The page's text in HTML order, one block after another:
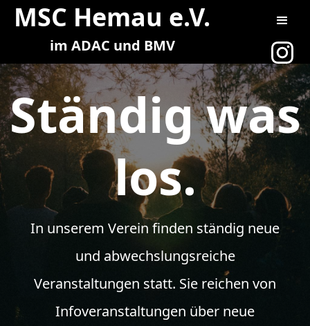
MSC Hemau e.V.
im ADAC und BMV
Ständig was
los.
In unserem Verein finden ständig neue
und abwechslungsreiche
Veranstaltungen statt. Sie reichen von
Infoveranstaltungen über neue